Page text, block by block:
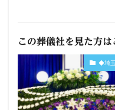
この葬儀社を見た方
◆埼